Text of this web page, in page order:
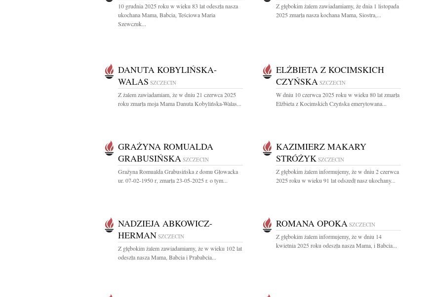
10 grudnia 2025 roku w wieku 83 lat odeszła nasza
ukochana Mama, Babcia, Teściowa Maria
Szewczuk...
Z głębokim żalem zawiadamiamy, że dnia 1 listopada
2025 zmarła nasza kochana Mama, Siostra,...
DANUTA KOBYLIŃSKA-
WALAS SZCZECIN
Z żalem zawiadamiam, że w dniu 21 czerwca 2025
roku zmarła moja Mama Danuta Kobylińska-Walas...
ELŻBIETA Z KOCIMSKICH
CZYŃSKA SZCZECIN
W dniu 10 czerwca 2025 roku w wieku 80 lat zmarła
Elżbieta z Kocimskich Czyńska emerytowana...
GRAŻYNA ROMUALDA
GRABUSIŃSKA SZCZECIN
Grażyna Romualda Grabusińska z domu Głowacka
ur. 07-02-1950 r, zmarła 23-05-2025 r. o tym...
KAZIMIERZ MAKARY
STRÓŻYK SZCZECIN
Z głębokim żalem informujemy, że w dniu 2 czerwca
2025 roku w wieku 91 lat odszedł nasz ukochany...
NADZIEJA ABKOWICZ-
HERMAN SZCZECIN
Z głębokim żalem zawiadamiamy, że w wieku 102 lat
odeszła nasza Mama, Babcia i Prababcia...
ROMANA OPOKA SZCZECIN
Z głębokim żalem informujemy, że w dniu 14
kwietnia 2025 roku odeszła nasza Mama, i Babcia...